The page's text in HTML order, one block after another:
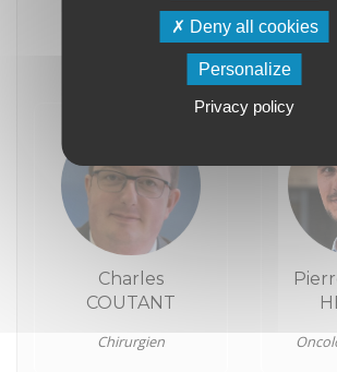
Séverine RACADOT(Centre
Charles
COUTANT
Chirurgien
Deny all cookies
Personalize
Privacy policy